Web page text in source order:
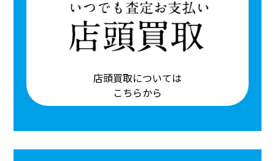
店頭買取については
こちらから